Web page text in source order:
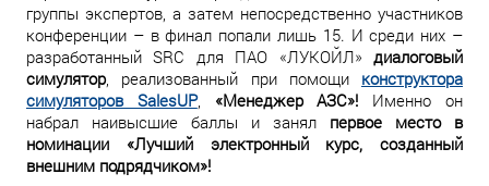
группы экспертов, а затем непосредственно участников
конференции – в финал попали лишь 15. И среди них –
разработанный SRC для ПАО «ЛУКОЙЛ» диалоговый
симулятор, реализованный при помощи конструктора
симуляторов SalesUP, «Менеджер АЗС»! Именно он
набрал наивысшие баллы и занял первое место в
номинации «Лучший электронный курс, созданный
внешним подрядчиком»!